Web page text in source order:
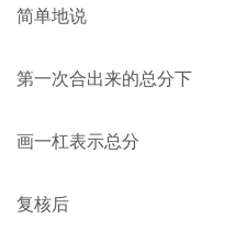
简单地说
第一次合出来的总分下
画一杠表示总分
复核后